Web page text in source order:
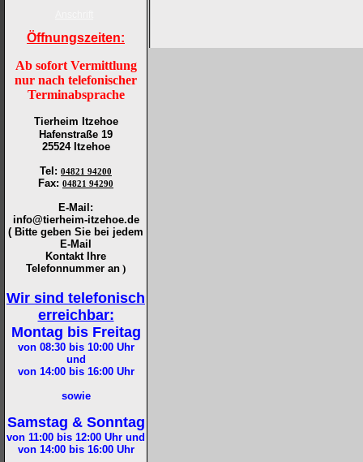
Öffnungszeiten:
Ab sofort Vermittlung
nur nach telefonischer
Terminabsprache
Tierheim Itzehoe
Hafenstraße 19
25524 Itzehoe
Tel : 04821 94200
Fax: 04821 94290
E-Mail:
info@tierheim-itzehoe.de
( Bitte geben Sie bei jedem
E-Mail
Kontakt Ihre
Telefonnummer an )
Wir sind telefonisch
erreichbar:
Montag bis Freitag
von 08:30 bis 10:00Uhr
und
von 14:00 bis 16:00Uhr
sowie
Samstag & Sonntag
von 11:00 bis 12:00 Uhr und
von 14:00 bis 16:00Uhr